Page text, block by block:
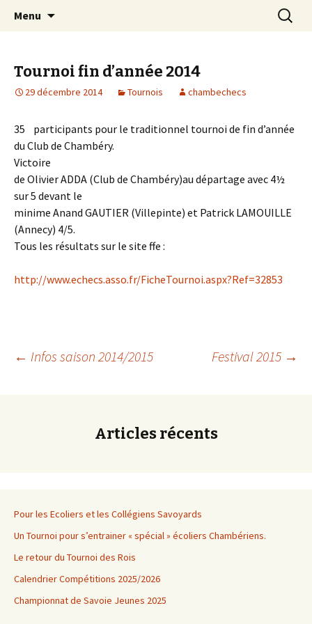
Club d échecs de l
agglomération
chambérienne
Les échecs pour tous
Menu
Tournoi fin d’année 2014
29 décembre 2014 Tournois chambechecs
35 participants pour le traditionnel tournoi de fin d’année
du Club de Chambéry.
Victoire
de Olivier ADDA (Club de Chambéry)au départage avec 4½
sur 5 devant le
minime Anand GAUTIER (Villepinte) et Patrick LAMOUILLE
(Annecy) 4/5.
Tous les résultats sur le site ffe :
http://www.echecs.asso.fr/FicheTournoi.aspx?Ref=32853
Navigation
← Infos saison 2014/2015 Festival 2015 →
Articles récents
Pour les Ecoliers et les Collégiens Savoyards
Un Tournoi pour s’entrainer « spécial » écoliers Chambériens.
Le retour du Tournoi des Rois
Calendrier Compétitions 2025/2026
Championnat de Savoie Jeunes 2025